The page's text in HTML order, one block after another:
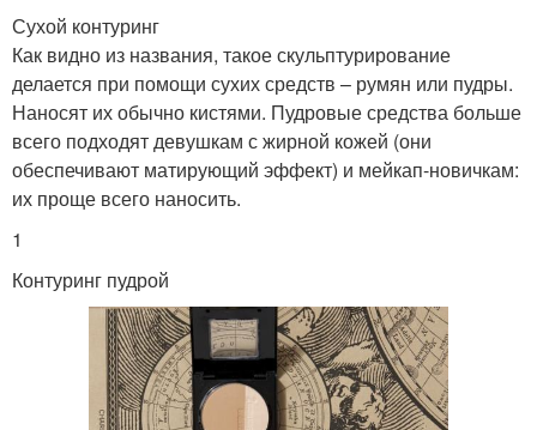
Сухой контуринг
Как видно из названия, такое скульптурирование
делается при помощи сухих средств – румян или пудры.
Наносят их обычно кистями. Пудровые средства больше
всего подходят девушкам с жирной кожей (они
обеспечивают матирующий эффект) и мейкап-новичкам:
их проще всего наносить.
1
Контуринг пудрой